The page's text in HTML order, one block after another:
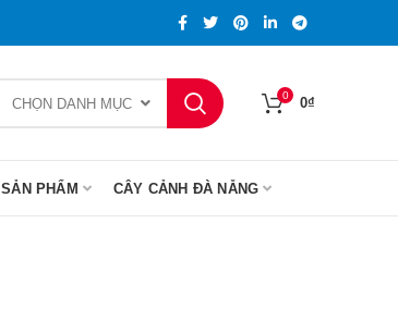
CHỌN DANH MỤC
0 0₫
SẢN PHẨM CÂY CẢNH ĐÀ NẴNG